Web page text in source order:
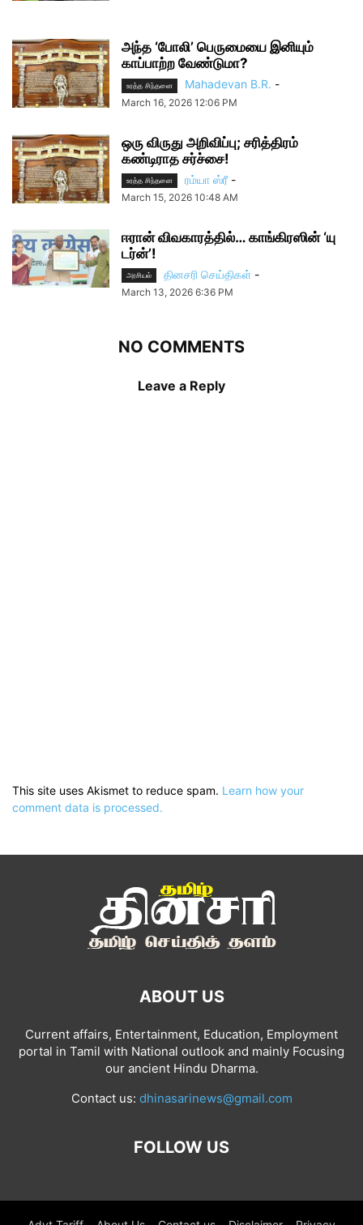
அந்த ‘போலி’ பெருமையை இனியும்
காப்பாற்ற வேண்டுமா?
உரத்த சிந்தனை Mahadevan B.R. -
March 16, 2026 12:06 PM
ஒரு விருது அறிவிப்பு; சரித்திரம்
கண்டிராத சர்ச்சை!
உரத்த சிந்தனை ரம்யா ஸ்ரீ -
March 15, 2026 10:48 AM
ஈரான் விவகாரத்தில்… காங்கிரஸின் ‘யு
டர்ன்’!
அரசியல் தினசரி செய்திகள் -
March 13, 2026 6:36 PM
NO COMMENTS
Leave a Reply
This site uses Akismet to reduce spam. Learn how your
comment data is processed.
ABOUT US
Current affairs, Entertainment, Education, Employment
portal in Tamil with National outlook and mainly Focusing
our ancient Hindu Dharma.
Contact us: dhinasarinews@gmail.com
FOLLOW US